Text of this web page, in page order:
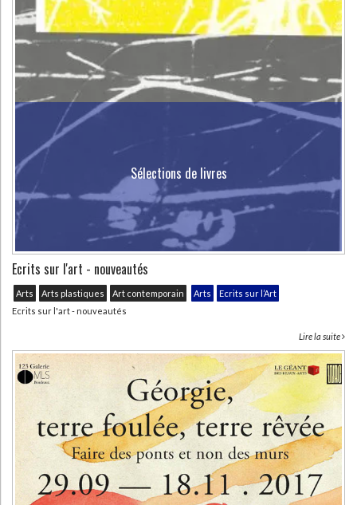
Sélections de livres
Ecrits sur l'art - nouveautés
Arts Arts plastiques Art contemporain Arts
Ecrits sur l’Art
Ecrits sur l'art - nouveautés
Lire la suite